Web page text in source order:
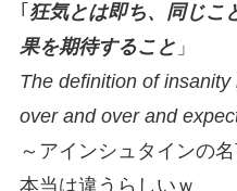
｢ 狂気とは即ち、同じこ
果を期待すること 」
The definition of
over and over and
～アインシュタインの
本当は違うらしいｗ